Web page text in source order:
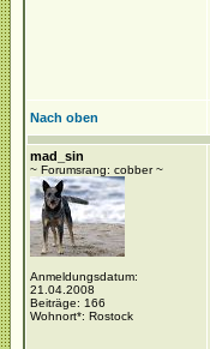
Nach oben
mad_sin
~ Forumsrang: cobber ~
Anmeldungsdatum:
21.04.2008
Beiträge: 166
Wohnort*: Rostock